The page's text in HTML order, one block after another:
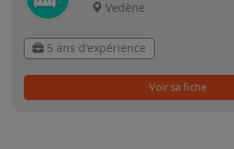
Vedène
5 ans d'expérience
Voir sa fiche